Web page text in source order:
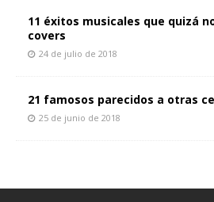
11 éxitos musicales que quizá
covers
24 de julio de 2018
21 famosos parecidos a otras
25 de junio de 2018